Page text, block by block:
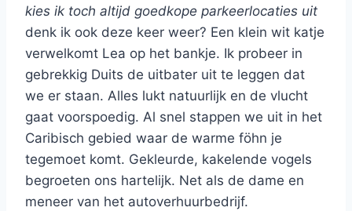
kies ik toch altijd goedkope parkeerlocaties uit
denk ik ook deze keer weer? Een klein wit katje
verwelkomt Lea op het bankje. Ik probeer in
gebrekkig Duits de uitbater uit te leggen dat
we er staan. Alles lukt natuurlijk en de vlucht
gaat voorspoedig. Al snel stappen we uit in het
Caribisch gebied waar de warme föhn je
tegemoet komt. Gekleurde, kakelende vogels
begroeten ons hartelijk. Net als de dame en
meneer van het autoverhuurbedrijf.